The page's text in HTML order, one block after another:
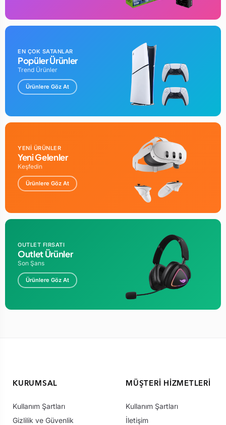
EN ÇOK SATANLAR
Popüler Ürünler
Trend Ürünler
Ürünlere Göz At
YENİ ÜRÜNLER
Yeni Gelenler
Keşfedin
Ürünlere Göz At
OUTLET FIRSATI
Outlet Ürünler
Son Şans
Ürünlere Göz At
KURUMSAL
Kullanım Şartları
Gizlilik ve Güvenlik
MÜŞTERI HIZMETLERI
Kullanım Şartları
İletişim